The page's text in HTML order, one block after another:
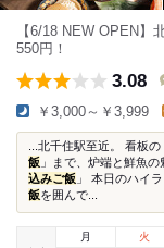
【6/18 NEW OPEN】
550円！
3.08
￥3,000～￥3,999
...北千住駅至近。 看板
飯 」まで、炉端と鮮魚
込みご飯 」 本日のハイ
飯を囲んで...
月
火